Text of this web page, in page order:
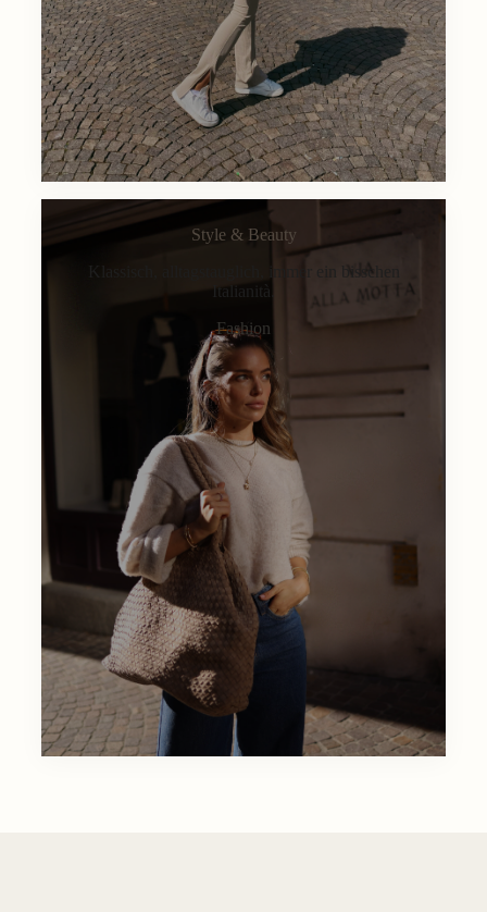
Style & Beauty
Klassisch, alltagstauglich, immer ein bisschen
Italianità.
Fashion